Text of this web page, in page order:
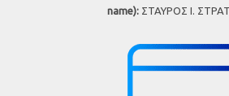
name):ΣΤΑΥΡΟΣ Ι.